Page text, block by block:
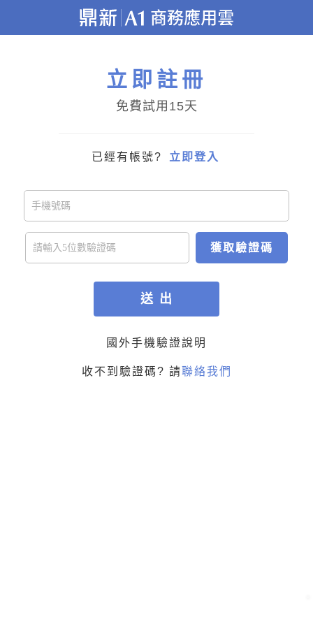
立即註冊
免費試用15天
已經有帳號? 立即登入
獲取驗證碼
國外手機驗證說明
收不到驗證碼? 請聯絡我們